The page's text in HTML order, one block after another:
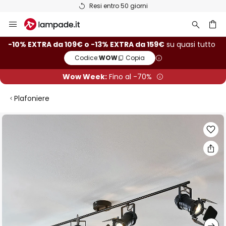
Resi entro 50 giorni
Salta
al
contenuto
-10% EXTRA da 109€ o -13% EXTRA da 159€ su quasi tutto
Codice:WOW Copia
Wow Week: Fino al -70%
Plafoniere
Vai